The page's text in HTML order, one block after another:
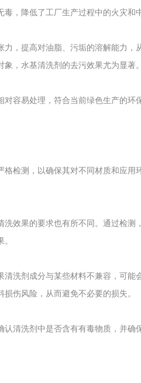
，降低了工厂生产过程中的火灾和
，提高对油脂、污垢的溶解能力，
，水基清洗剂的去污效果尤为显著。
容易处理，符合当前绿色生产的环
检测，以确保其对不同材质和应用
效果的要求也有所不同。通过检测
洗剂成分与某些材料不兼容，可能
伤风险，从而避免不必要的损失。
清洗剂中是否含有有毒物质，并确